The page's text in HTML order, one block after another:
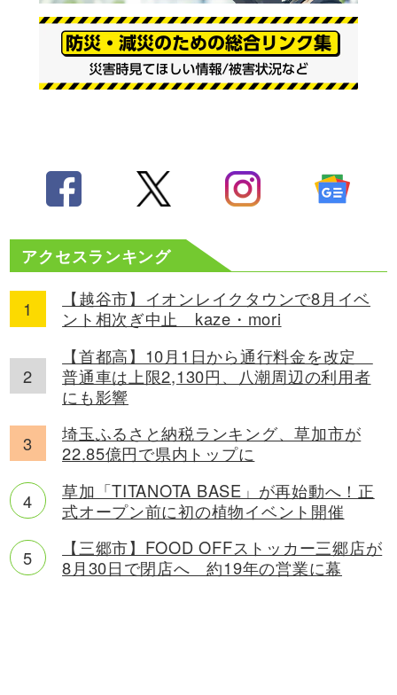
アクセスランキング
【越谷市】イオンレイクタウンで8月イベ
ント相次ぎ中止 kaze・mori
【首都高】10月1日から通行料金を改定
普通車は上限2,130円、八潮周辺の利用者
にも影響
埼玉ふるさと納税ランキング、草加市が
22.85億円で県内トップに
草加「TITANOTA BASE」が再始動へ！正
式オープン前に初の植物イベント開催
【三郷市】FOOD OFFストッカー三郷店が
8月30日で閉店へ 約19年の営業に幕